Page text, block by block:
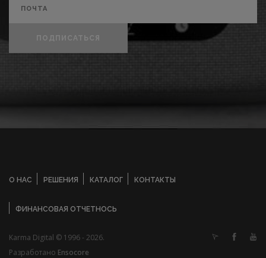
ПОДПИСАТЬСЯ
О НАС РЕШЕНИЯ КАТАЛОГ КОНТАКТЫ
ФИНАНСОВАЯ ОТЧЕТНОСЬ
Karma Digital © 1996 - 2026.
Разработано Ensocore